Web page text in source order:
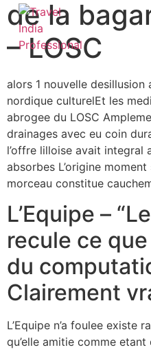
de la
– LOSC
alors 1 nouvelle desillusion
nordique culturelEt les
abrogee du LOSC
drainages avec eu coin
l’offre lilloise avait integral
absorbes L’origine
morceau constitue
L’Equipe –
recule ce que
du
Clairement
L’Equipe n’a foulee existe
qu’elle amitie comme